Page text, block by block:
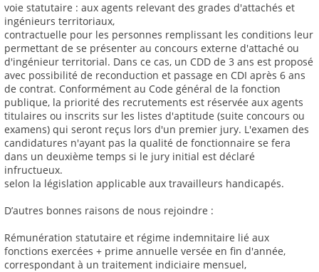
voie statutaire : aux agents relevant des grades d'attachés et
ingénieurs territoriaux,
contractuelle pour les personnes remplissant les conditions leur
permettant de se présenter au concours externe d'attaché ou
d'ingénieur territorial. Dans ce cas, un CDD de 3 ans est proposé
avec possibilité de reconduction et passage en CDI après 6 ans
de contrat. Conformément au Code général de la fonction
publique, la priorité des recrutements est réservée aux agents
titulaires ou inscrits sur les listes d'aptitude (suite concours ou
examens) qui seront reçus lors d'un premier jury. L'examen des
candidatures n'ayant pas la qualité de fonctionnaire se fera
dans un deuxième temps si le jury initial est déclaré
infructueux.
selon la législation applicable aux travailleurs handicapés.
D’autres bonnes raisons de nous rejoindre :
Rémunération statutaire et régime indemnitaire lié aux
fonctions exercées + prime annuelle versée en fin d'année,
correspondant à un traitement indiciaire mensuel,